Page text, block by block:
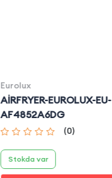
Eurolux
AİRFRYER-EUROLUX-EU-
AF4852A6DG
(0)
Stokda var